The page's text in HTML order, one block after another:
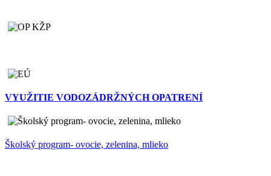
VYUŽITIE VODOZÁDRŽNÝCH OPATRENÍ
Školský program- ovocie, zelenina, mlieko